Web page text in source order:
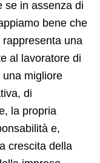
se in assenza di
bene che
rappresenta una
al lavoratore di
migliore
di
la propria
e,
crescita della